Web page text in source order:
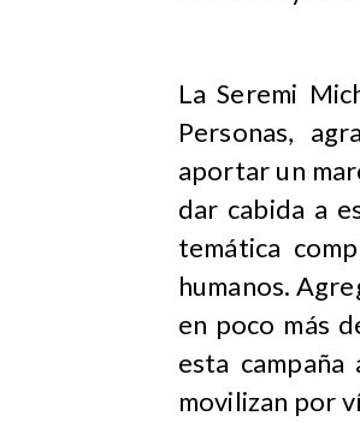
La Seremi
Personas,
aportar un
dar cabida a
temática
humanos.
en poco más
esta
movilizan por